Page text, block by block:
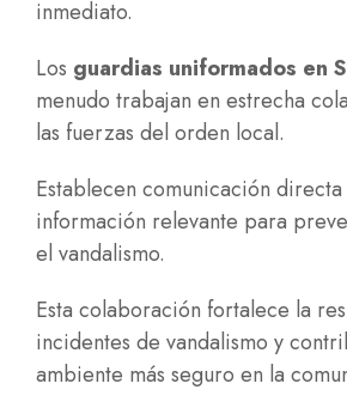
inmediato.
Los guardias uniformados en
menudo trabajan en estrecha
las fuerzas del orden local.
Establecen comunicación
información relevante para
el vandalismo.
Esta colaboración fortalece la
incidentes de vandalismo y
ambiente más seguro en la